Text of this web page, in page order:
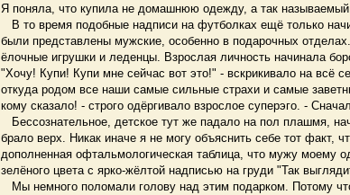
Я поняла, что купила не домашнюю одежду, а так называемый
В то время подобные надписи на футболках ещё только
были представлены мужские, особенно в подарочных
ёлочные игрушки и леденцы. Взрослая личность начинала
"Хочу! Купи! Купи мне сейчас вот это!" - вскрикивало на всё
откуда родом все наши самые сильные страхи и самые
кому сказало! - строго одёргивало взрослое суперэго. -
Бессознательное, детское тут же падало на пол плашмя,
брало верх. Никак иначе я не могу объяснить себе тот факт,
дополненная офтальмологическая таблица, что мужу моему
зелёного цвета с ярко-жёлтой надписью на груди "Так
Мы немного поломали голову над этим подарком. Потому